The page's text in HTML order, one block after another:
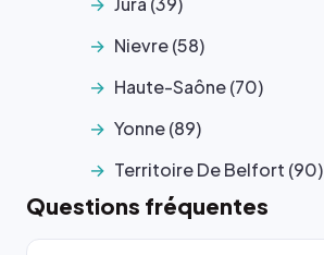
Nievre (58)
Haute-Saône (70)
Yonne (89)
Territoire De Belfort (90)
Questions fréquentes